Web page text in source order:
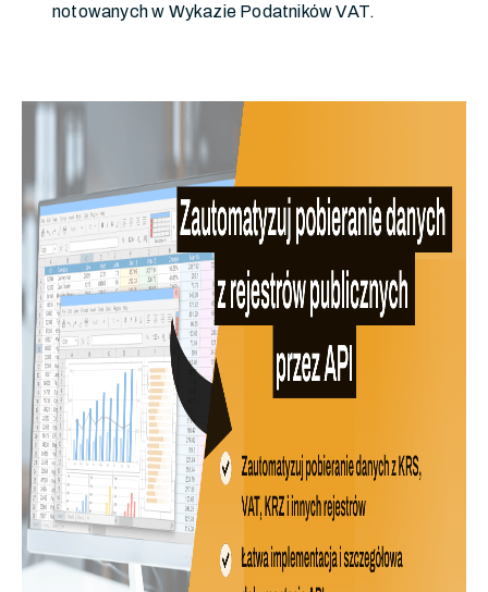
notowanych w Wykazie Podatników VAT.